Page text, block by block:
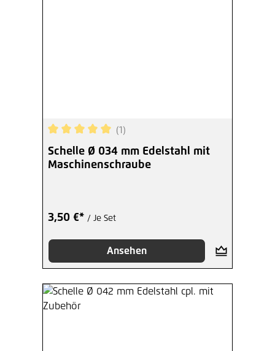
Durchschnittliche Bewertung von 5 von 5
(1)
Schelle Ø 034 mm Edelstahl mit
Maschinenschraube
3,50 €* / Je Set
Ansehen